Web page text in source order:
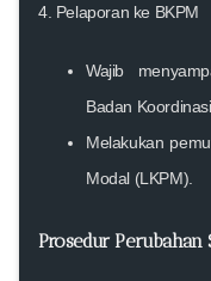
4. Pelaporan ke BKPM
Wajib
Badan
Melakukan
Modal (LKPM).
Prosedur